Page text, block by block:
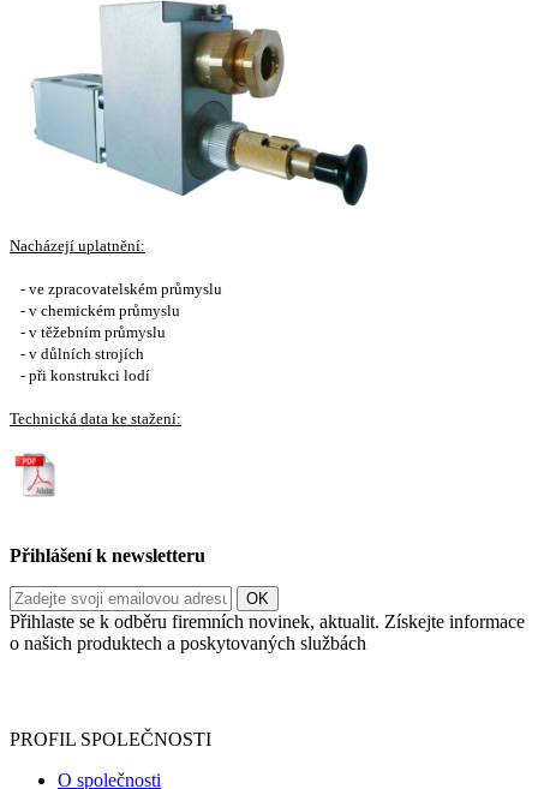
Nacházejí uplatnění:
- ve zpracovatelském průmyslu
- v chemickém průmyslu
- v těžebním průmyslu
- v důlních strojích
- při konstrukci lodí
Technická data ke stažení:
Přihlášení k newsletteru
Přihlaste se k odběru firemních novinek, aktualit. Získejte informace
o našich produktech a poskytovaných službách
PROFIL SPOLEČNOSTI
O společnosti